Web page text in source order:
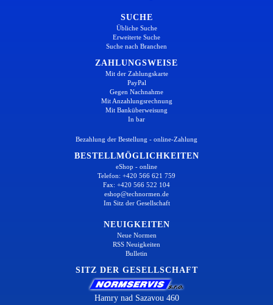
SUCHE
Übliche Suche
Erweiterte Suche
Suche nach Branchen
ZAHLUNGSWEISE
Mit der Zahlungskarte
PayPal
Gegen Nachnahme
Mit Anzahlungsrechnung
Mit Banküberweisung
In bar
Bezahlung der Bestellung - online-Zahlung
BESTELLMÖGLICHKEITEN
eShop - online
Telefon: +420 566 621 759
Fax: +420 566 522 104
eshop@technormen.de
Im Sitz der Gesellschaft
NEUIGKEITEN
Neue Normen
RSS Neuigkeiten
Bulletin
SITZ DER GESELLSCHAFT
Hamry nad Sazavou 460